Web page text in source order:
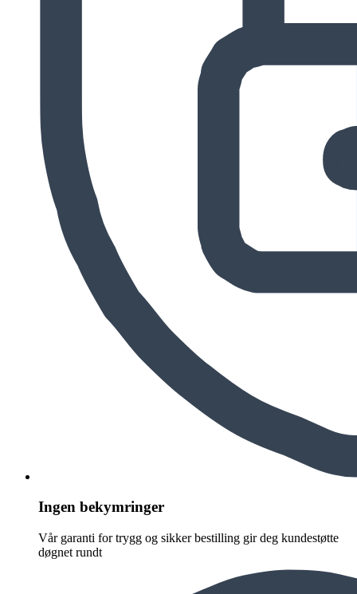
Ingen bekymringer
Vår garanti for trygg og sikker bestilling gir deg kundestøtte
døgnet rundt